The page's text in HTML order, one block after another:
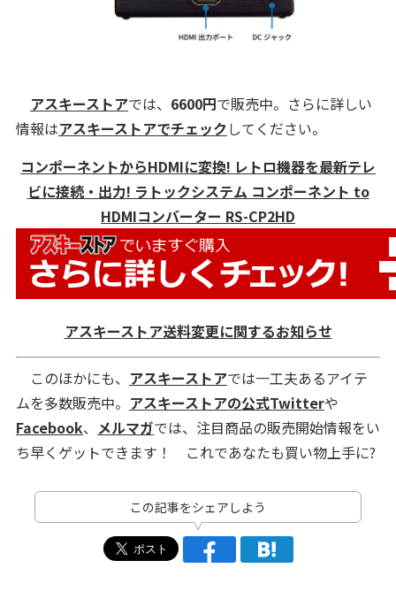
アスキーストアでは、 6600円で販売中。さらに詳しい
情報はアスキーストアでチェックしてください。
コンポーネントからHDMIに変換! レトロ機器を最新テレ
ビに接続・出力! ラトックシステム コンポーネント to
HDMIコンバーター RS-CP2HD
アスキーストア送料変更に関するお知らせ
このほかにも、 アスキーストアでは一工夫あるアイテ
ムを多数販売中。 アスキーストアの公式Twitterや
Facebook、 メルマガでは、注目商品の販売開始情報をい
ち早くゲットできます！ これであなたも買い物上手に?
この記事をシェアしよう